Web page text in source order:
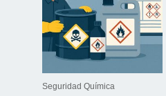
Seguridad Química